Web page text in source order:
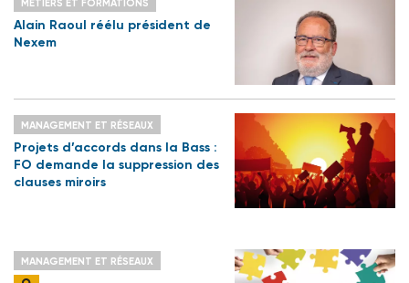
MÉTIERS ET FORMATIONS
Alain Raoul réélu président de
Nexem
MANAGEMENT ET RÉSEAUX
Projets d’accords dans la Bass :
FO demande la suppression des
clauses miroirs
MANAGEMENT ET RÉSEAUX